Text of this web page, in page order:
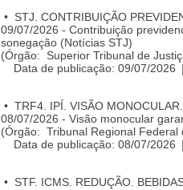
• STJ. CONTRIBUIÇÃO
09/07/2026 - Contribuição
sonegação (Notícias STJ)
(Órgão: Superior Tribunal de
Data de publicação: 09/07/2026
• TRF4. IPÍ. VISÃO
08/07/2026 - Visão monocular
(Órgão: Tribunal Regional Federal
Data de publicação: 08/07/2026
• STF. ICMS. REDUÇÃO.